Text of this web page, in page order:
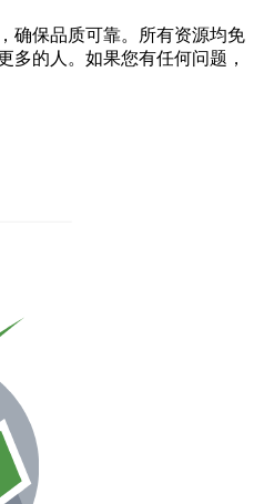
确保品质可靠。所有资源均免
多的人。如果您有任何问题，